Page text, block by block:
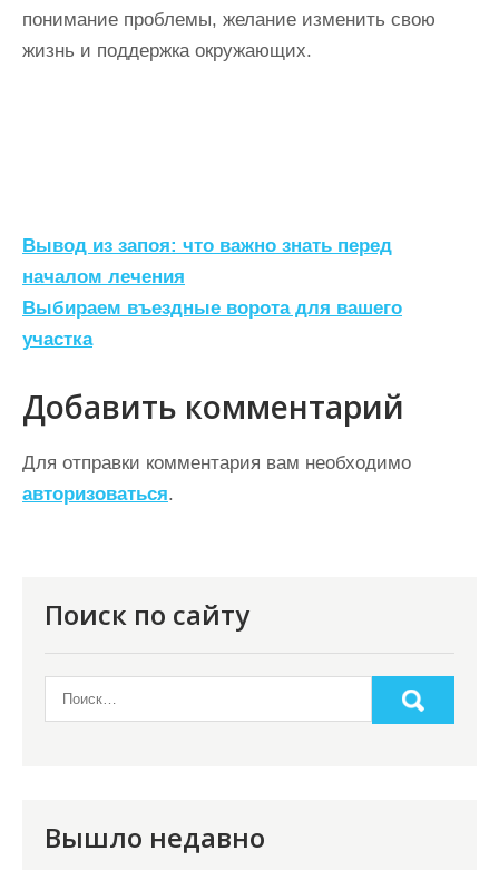
понимание проблемы, желание изменить свою
жизнь и поддержка окружающих.
Н
а
в
и
г
а
ц
и
Вывод из запоя: что важно знать перед
началом лечения
Выбираем въездные ворота для вашего
участка
Добавить комментарий
Для отправки комментария вам необходимо
авторизоваться.
Поиск по сайту
Вышло недавно